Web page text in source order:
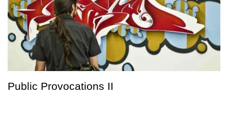
Public Provocations II